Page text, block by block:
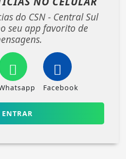
do CSN - Central Sul
seu app favorito de
Facebook
ENTRAR